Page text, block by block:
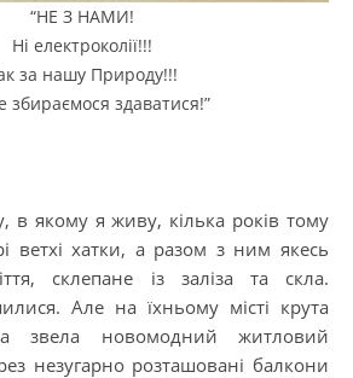
“НЕ З НАМИ!
Ні електроколії!!!
за нашу Природу!!!
збираємося здаватися!”
в якому я живу, кілька років тому
ветхі хатки, а разом з ним якесь
склепане із заліза та скла.
Але на їхньому місті крута
звела новомодний житловий
незугарно розташовані балкони